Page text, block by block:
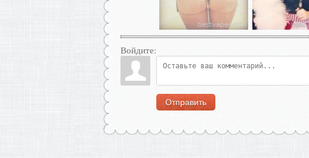
Войдите:
Отправить